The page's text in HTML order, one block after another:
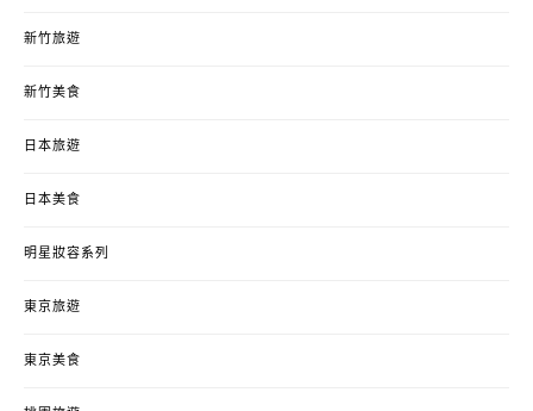
新竹旅遊
新竹美食
日本旅遊
日本美食
明星妝容系列
東京旅遊
東京美食